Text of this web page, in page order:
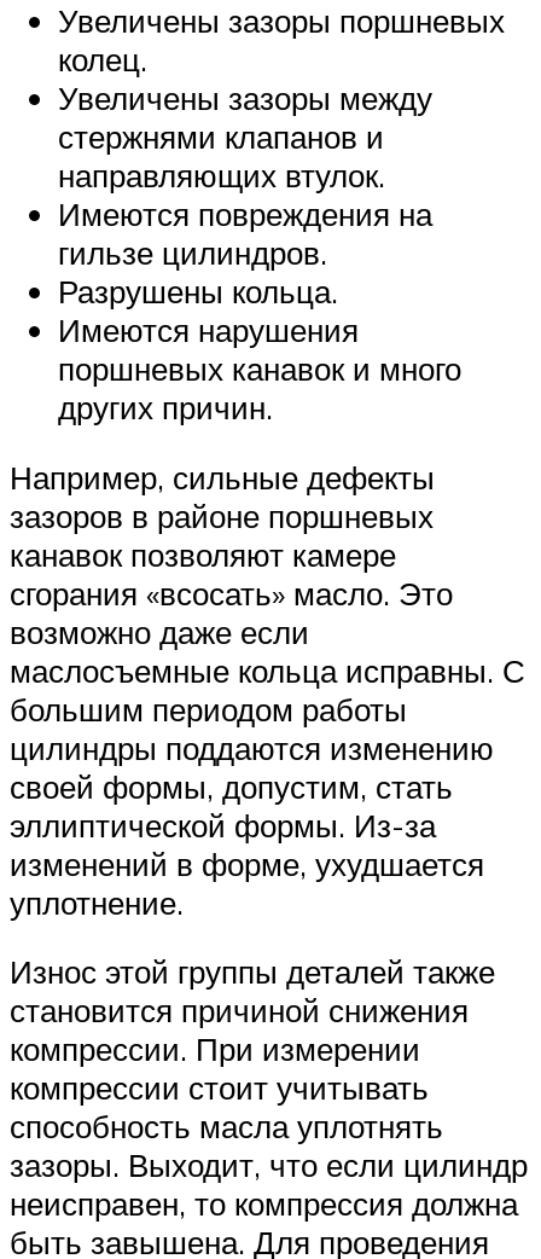
Увеличены зазоры поршневых
колец.
Увеличены зазоры между
стержнями клапанов и
направляющих втулок.
Имеются повреждения на
гильзе цилиндров.
Разрушены кольца.
Имеются нарушения
поршневых канавок и много
других причин.
Например, сильные дефекты
зазоров в районе поршневых
канавок позволяют камере
сгорания «всосать» масло. Это
возможно даже если
маслосъемные кольца исправны. С
большим периодом работы
цилиндры поддаются изменению
своей формы, допустим, стать
эллиптической формы. Из-за
изменений в форме, ухудшается
уплотнение.
Износ этой группы деталей также
становится причиной снижения
компрессии. При измерении
компрессии стоит учитывать
способность масла уплотнять
зазоры. Выходит, что если цилиндр
неисправен, то компрессия должна
быть завышена. Для проведения